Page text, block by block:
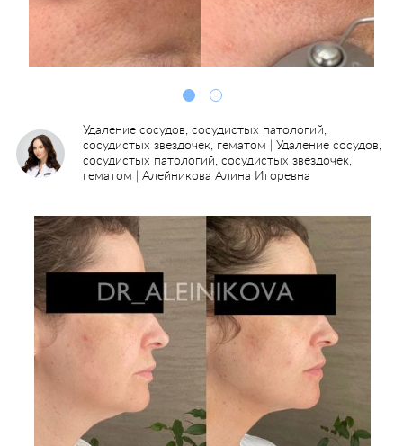
Удаление сосудов, сосудистых патологий,
сосудистых звездочек, гематом | Удаление сосудов,
сосудистых патологий, сосудистых звездочек,
гематом | Алейникова Алина Игоревна